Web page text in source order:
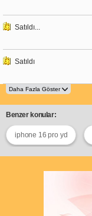
Satıldı...
Satıldı
Benzer konular:
iphone 16 pro yd